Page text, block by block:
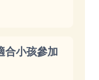
合小孩參加